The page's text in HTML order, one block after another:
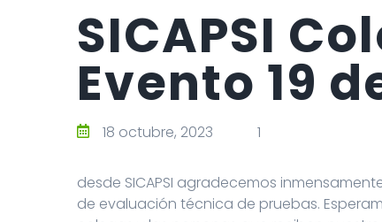
SICAPSI
Evento 19
18 octubre, 2023 1
desde SICAPSI agradecemos
de evaluación técnica de pruebas.